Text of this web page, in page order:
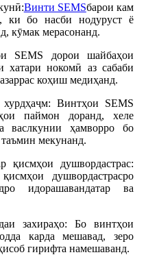
Винти SEMSбарои кам
ки бо насби нодуруст ё
кӯмак мерасонанд.
SEMS дорои шайбаҳои
нокомӣ аз сабаби
коҳиш медиҳанд.
Винтҳои SEMS
паймон доранд, хеле
васлкунии ҳамворро бо
мекунанд.
қисмҳои душвордастрас:
душвордастрасро
идорашавандатар ва
захираҳо: Бо винтҳои
карда мешавад, зеро
гирифта намешаванд.